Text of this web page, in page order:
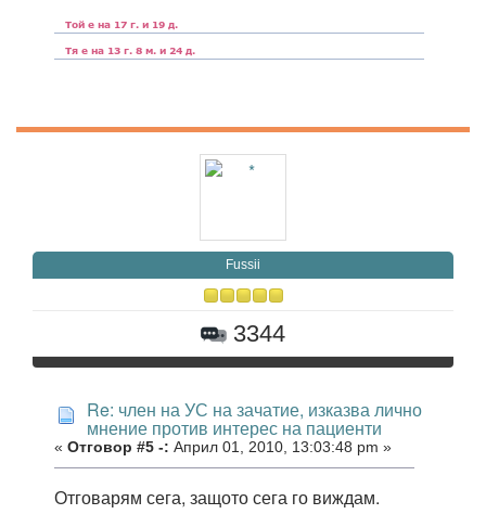
Fussii
3344
Re: член на УС на зачатие, изказва лично
мнение против интерес на пациенти
« Отговор #5 -: Април 01, 2010, 13:03:48 pm »
Отговарям сега, защото сега го виждам.